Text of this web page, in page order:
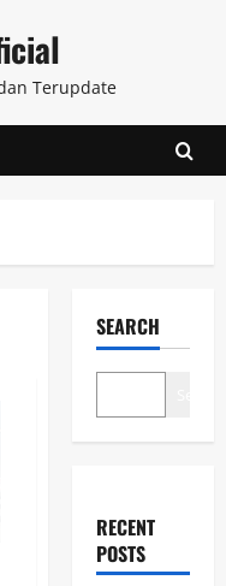
Terupdate
SEARCH
RECENT
POSTS